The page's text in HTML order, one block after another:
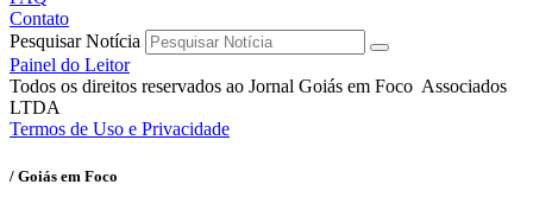
Contato
Pesquisar Notícia
Painel do Leitor
Todos os direitos reservados ao Jornal Goiás em Foco Associados
LTDA
Termos de Uso e Privacidade
/ Goiás em Foco